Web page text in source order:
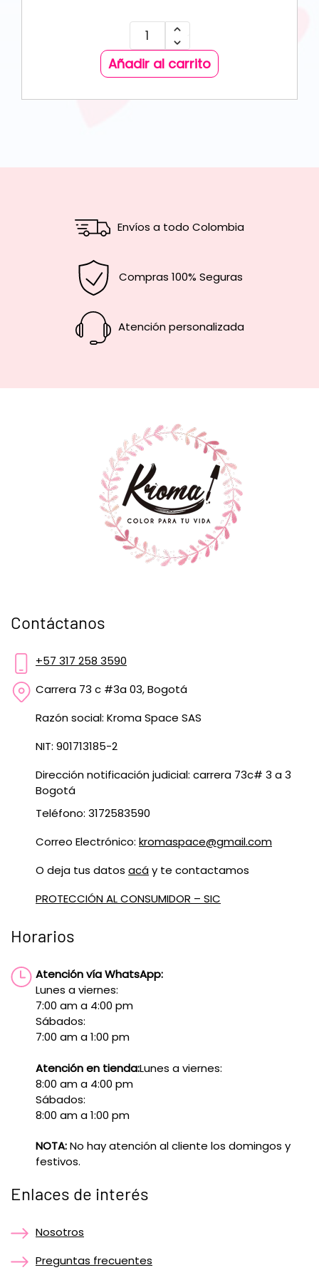
Añadir al carrito
Envíos a todo Colombia
Compras 100% Seguras
Atención personalizada
Contáctanos
+57 317 258 3590
Carrera 73 c #3a 03, Bogotá
Razón social: Kroma Space SAS
NIT: 901713185-2
Dirección notificación judicial: carrera 73c# 3 a 3
Bogotá
Teléfono: 3172583590
Correo Electrónico: kromaspace@gmail.com
O deja tus datos acáy te contactamos
PROTECCIÓN AL CONSUMIDOR – SIC
Horarios
Atención vía WhatsApp:
Lunes a viernes:
7:00 am a 4:00 pm
Sábados:
7:00 am a 1:00 pm
Atención en tienda:Lunes a viernes:
8:00 am a 4:00 pm
Sábados:
8:00 am a 1:00 pm
NOTA:No hay atención al cliente los domingos y
festivos.
Enlaces de interés
Nosotros
Preguntas frecuentes